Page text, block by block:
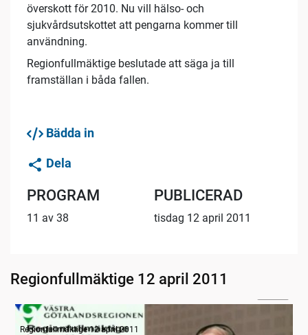
överskott för 2010. Nu vill hälso- och
sjukvårdsutskottet att pengarna kommer till
användning.
Regionfullmäktige beslutade att säga ja till
framställan i båda fallen.
Bädda in
Dela
PROGRAM
11 av 38
PUBLICERAD
tisdag 12 april 2011
Regionfullmäktige 12 april 2011
Radion informerar
Regionfullmäktige 12 april 2011